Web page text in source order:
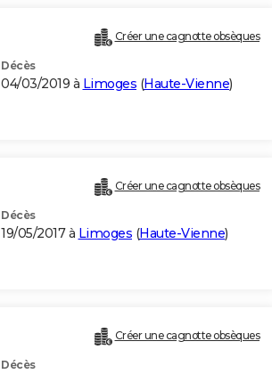
Créer une cagnotte obsèques
Décès
04/03/2019 à Limoges (Haute-Vienne)
Créer une cagnotte obsèques
Décès
19/05/2017 à Limoges (Haute-Vienne)
Créer une cagnotte obsèques
Décès